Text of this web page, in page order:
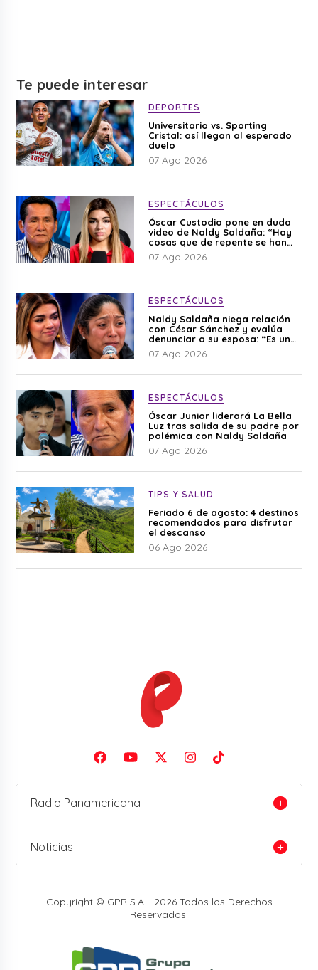
Te puede interesar
DEPORTES
Universitario vs. Sporting
Cristal: así llegan al esperado
duelo
07 Ago 2026
ESPECTÁCULOS
Óscar Custodio pone en duda
video de Naldy Saldaña: “Hay
cosas que de repente se han
editado”
07 Ago 2026
ESPECTÁCULOS
Naldy Saldaña niega relación
con César Sánchez y evalúa
denunciar a su esposa: “Es una
difamación”
07 Ago 2026
ESPECTÁCULOS
Óscar Junior liderará La Bella
Luz tras salida de su padre por
polémica con Naldy Saldaña
07 Ago 2026
TIPS Y SALUD
Feriado 6 de agosto: 4 destinos
recomendados para disfrutar
el descanso
06 Ago 2026
Radio Panamericana
Noticias
Copyright © GPR S.A. | 2026 Todos los Derechos
Reservados.